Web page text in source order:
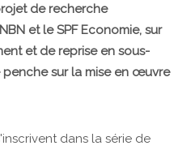
de recherche
et le SPF Economie, sur
et de reprise en sous-
sur la mise en œuvre
dans la série de